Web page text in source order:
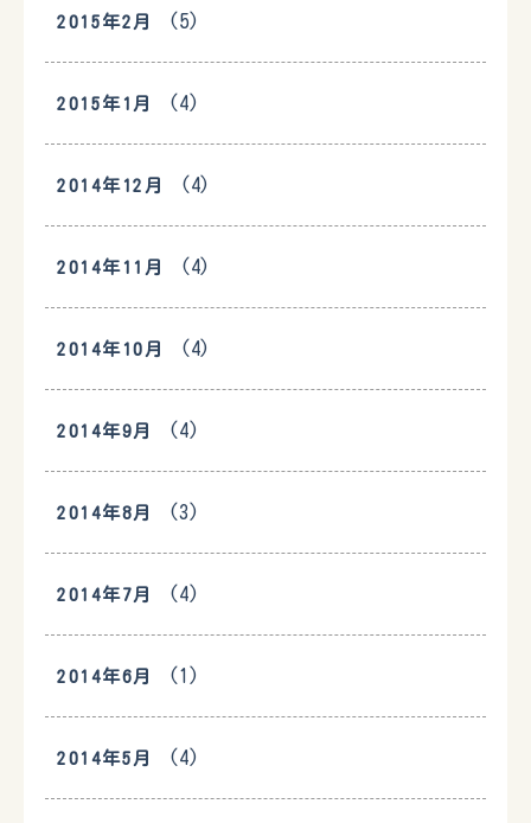
2015年2月 (5)
2015年1月 (4)
2014年12月 (4)
2014年11月 (4)
2014年10月 (4)
2014年9月 (4)
2014年8月 (3)
2014年7月 (4)
2014年6月 (1)
2014年5月 (4)